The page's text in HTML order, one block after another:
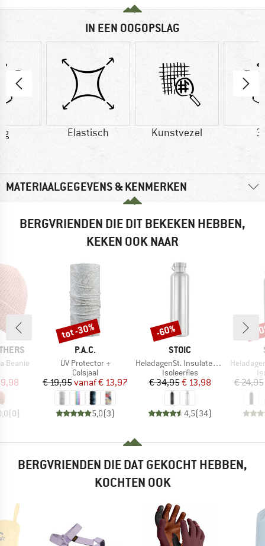
IN EEN OOGOPSLAG
g Elastisch Kunstvezel
MATERIAALGEGEVENS & KENMERKEN
BERGVRIENDEN DIE DIT BEKEKEN HEBBEN,
KEKEN OOK NAAR
Beanie
prijs
(0)
MERK
P.A.C.
Artikel
UV Protector +
Productgroep
Colsjaal
Prijs
€ 19,95 Verlaagde prijs
vanaf€ 13,97
5,0(3)
Korting
tot -30%
MERK
STOIC
Artikel
HeladagenSt. Insulated Stainless Steel Bottle 1L
Productgroep
Isoleerfles
Prijs
€ 34,95Verlaagde prijs
€ 13,98
4,5(34)
Korting
-60%
Artikel
HeladagenSt.
€ 24,95
-
BERGVRIENDEN DIE DAT GEKOCHT HEBBEN,
KOCHTEN OOK